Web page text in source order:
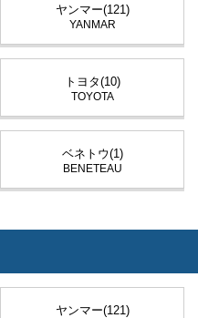
ヤンマー(121)
YANMAR
トヨタ(10)
TOYOTA
ベネトウ(1)
BENETEAU
ヤンマー(121)